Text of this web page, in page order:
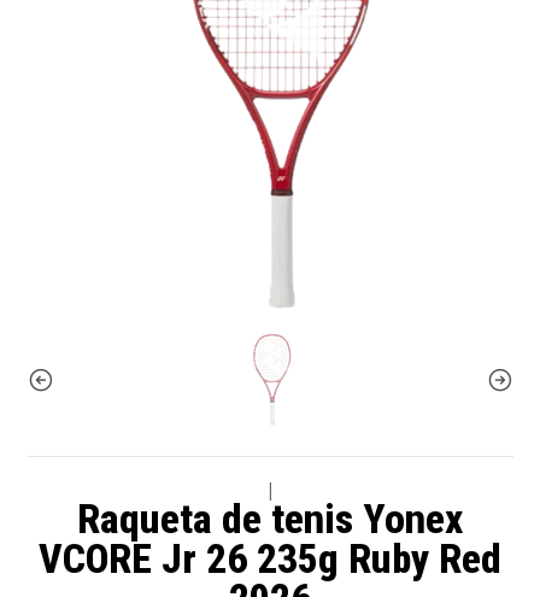
Raqueta de tenis Yonex
VCORE Jr 26 235g Ruby Red